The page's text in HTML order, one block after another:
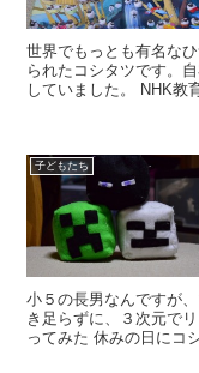
世界でもっとも有名な
られたコシタツです。
していました。 NHK教育でもたびたび放送されているので、見たこ
子どもたち
小５の長男なんですが
き足らずに、３次元でリアルに
ってみた 休みの日にコシタツがお出かけから帰ってくると、床一面